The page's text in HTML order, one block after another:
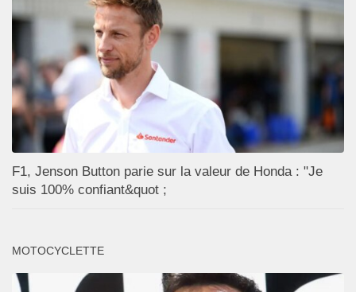
F1, Jenson Button parie sur la valeur de Honda : "Je
suis 100% confiant&quot ;
MOTOCYCLETTE